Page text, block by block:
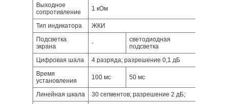
Выходное
сопротивление
1 кОм
Тип индикатора
ЖКИ
Подсветка
экрана
-
светодиодная
подсветка
Цифровая шала
4 разряда; разрешение 0,1 дБ
Время
установления
100 мс 50 мс
Линейная шкала
30 сегментов; разрешение 2 дБ;